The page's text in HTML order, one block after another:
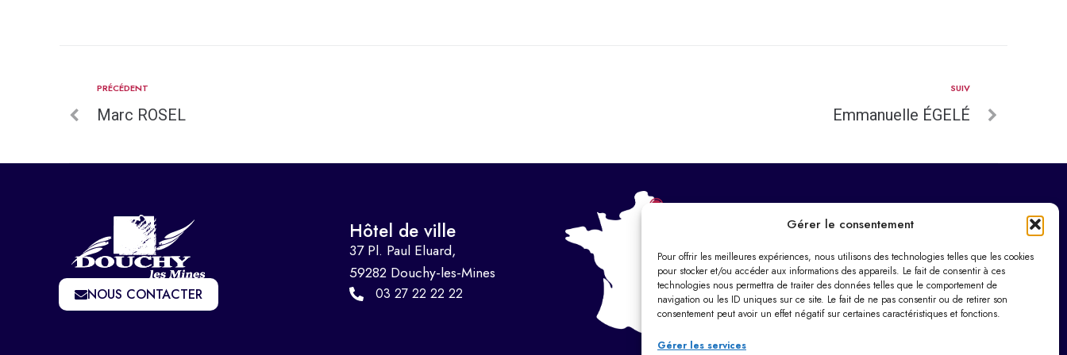
Gérer le consentement
Pour offrir les meilleures expériences, nous utilisons des technologies telles que les cookies
pour stocker et/ou accéder aux informations des appareils. Le fait de consentir à ces
technologies nous permettra de traiter des données telles que le comportement de
navigation ou les ID uniques sur ce site. Le fait de ne pas consentir ou de retirer son
consentement peut avoir un effet négatif sur certaines caractéristiques et fonctions.
Gérer les services
PRÉCÉDENT
Marc ROSEL
SUIV
Emmanuelle ÉGELÉ
NOUS CONTACTER
Hôtel de ville
37 Pl. Paul Eluard,
59282 Douchy-les-Mines
03 27 22 22 22
Horaires d’ouverture
9h00 – 12h00 / 14h00 – 17h30
Le samedi : 9h00 – 12h00
Dimanche : Fermé